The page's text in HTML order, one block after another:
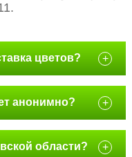
цветов? +
анонимно? +
области? +